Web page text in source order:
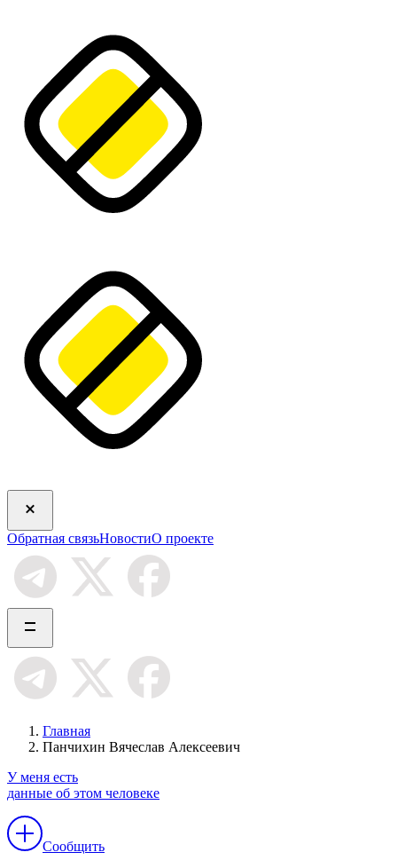
Обратная связьНовостиО проекте
Главная
Панчихин Вячеслав Алексеевич
У меня есть
данные об этом человеке
Сообщить